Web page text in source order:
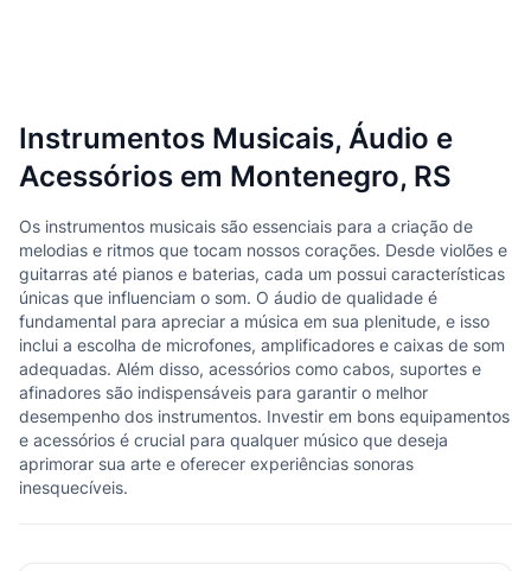
Instrumentos Musicais, Áudio e
Acessórios em Montenegro, RS
Os instrumentos musicais são essenciais para a criação de
melodias e ritmos que tocam nossos corações. Desde violões e
guitarras até pianos e baterias, cada um possui características
únicas que influenciam o som. O áudio de qualidade é
fundamental para apreciar a música em sua plenitude, e isso
inclui a escolha de microfones, amplificadores e caixas de som
adequadas. Além disso, acessórios como cabos, suportes e
afinadores são indispensáveis para garantir o melhor
desempenho dos instrumentos. Investir em bons equipamentos
e acessórios é crucial para qualquer músico que deseja
aprimorar sua arte e oferecer experiências sonoras
inesquecíveis.